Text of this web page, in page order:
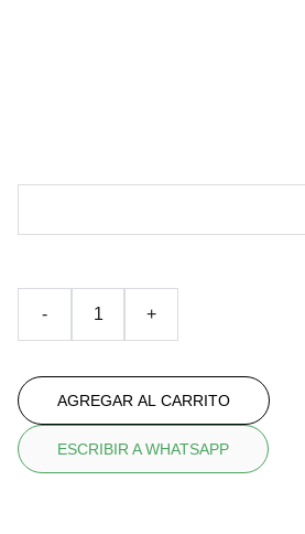
- +
AGREGAR AL CARRITO
ESCRIBIR A WHATSAPP